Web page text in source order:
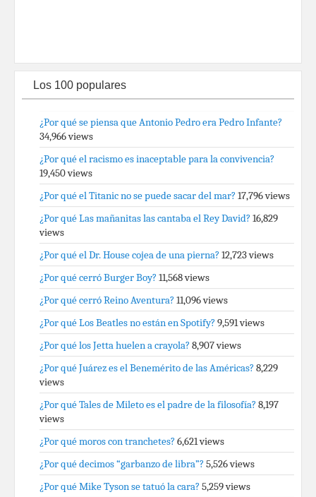
Los 100 populares
¿Por qué se piensa que Antonio Pedro era Pedro Infante?
34,966 views
¿Por qué el racismo es inaceptable para la convivencia?
19,450 views
¿Por qué el Titanic no se puede sacar del mar? 17,796 views
¿Por qué Las mañanitas las cantaba el Rey David? 16,829
views
¿Por qué el Dr. House cojea de una pierna? 12,723 views
¿Por qué cerró Burger Boy? 11,568 views
¿Por qué cerró Reino Aventura? 11,096 views
¿Por qué Los Beatles no están en Spotify? 9,591 views
¿Por qué los Jetta huelen a crayola? 8,907 views
¿Por qué Juárez es el Benemérito de las Américas? 8,229
views
¿Por qué Tales de Mileto es el padre de la filosofía? 8,197
views
¿Por qué moros con tranchetes? 6,621 views
¿Por qué decimos “garbanzo de libra”? 5,526 views
¿Por qué Mike Tyson se tatuó la cara? 5,259 views